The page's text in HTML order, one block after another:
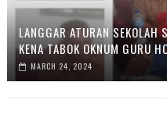
LANGGAR ATURAN SEKOLAH
KENA TABOK OKNUM GURU
MARCH 24, 2024